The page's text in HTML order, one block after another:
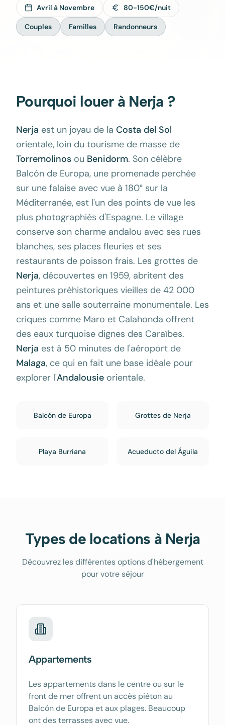
Avril à Novembre 80-150€/nuit
Couples Familles Randonneurs
Pourquoi louer à Nerja ?
Nerja est un joyau de la Costa del Sol
orientale, loin du tourisme de masse de
Torremolinos ou Benidorm. Son célèbre
Balcón de Europa, une promenade perchée
sur une falaise avec vue à 180° sur la
Méditerranée, est l'un des points de vue les
plus photographiés d'Espagne. Le village
conserve son charme andalou avec ses rues
blanches, ses places fleuries et ses
restaurants de poisson frais. Les grottes de
Nerja, découvertes en 1959, abritent des
peintures préhistoriques vieilles de 42 000
ans et une salle souterraine monumentale. Les
criques comme Maro et Calahonda offrent
des eaux turquoise dignes des Caraïbes.
Nerja est à 50 minutes de l'aéroport de
Malaga, ce qui en fait une base idéale pour
explorer l'Andalousie orientale.
Balcón de Europa Grottes de Nerja
Playa Burriana Acueducto del Águila
Types de locations à Nerja
Découvrez les différentes options d'hébergement
pour votre séjour
Appartements
Les appartements dans le centre ou sur le
front de mer offrent un accès piéton au
Balcón de Europa et aux plages. Beaucoup
ont des terrasses avec vue.